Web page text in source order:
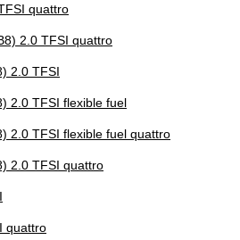
quattro
2.0 TFSI quattro
2.0 TFSI
2.0 TFSI flexible fuel
2.0 TFSI flexible fuel quattro
2.0 TFSI quattro
quattro